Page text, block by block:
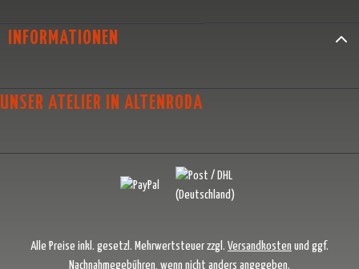
INFORMATIONEN
UNSER ATELIER IN ALTENRODA
Alle Preise inkl. gesetzl. Mehrwertsteuer zzgl. Versandkosten und ggf.
Nachnahmegebühren, wenn nicht anders angegeben.